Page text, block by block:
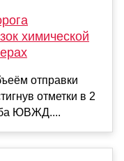
химической
отправки
отметки в 2
ЮВЖД....